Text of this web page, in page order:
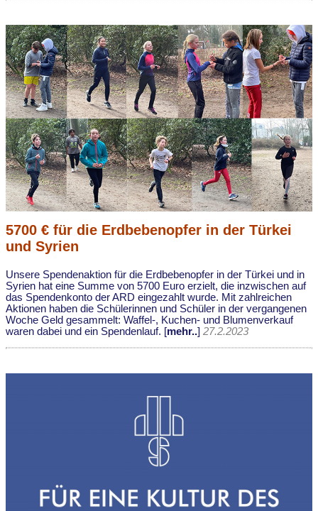
5700 € für die Erdbebenopfer in der Türkei
und Syrien
Unsere Spendenaktion für die Erdbebenopfer in der Türkei und in
Syrien hat eine Summe von 5700 Euro erzielt, die inzwischen auf
das Spendenkonto der ARD eingezahlt wurde. Mit zahlreichen
Aktionen haben die Schülerinnen und Schüler in der vergangenen
Woche Geld gesammelt: Waffel-, Kuchen- und Blumenverkauf
waren dabei und ein Spendenlauf. [mehr..] 27.2.2023